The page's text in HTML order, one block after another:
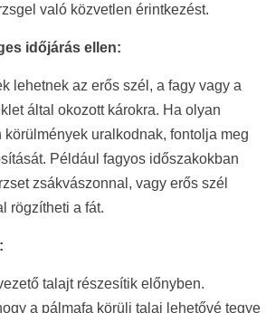
való közvetlen érintkezést.
időjárás ellen:
lehetnek az erős szél, a fagy vagy a
által okozott károkra. Ha olyan
uralkodnak, fontolja meg
Például fagyos időszakokban
zsákvászonnal, vagy erős szél
rögzítheti a fát.
talajt részesítik előnyben.
a pálmafa körüli talaj lehetővé tegye